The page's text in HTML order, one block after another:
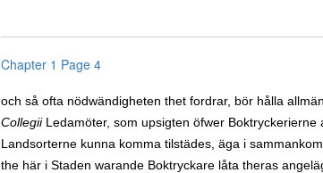
Chapter 1 Page 4
och så ofta nödwändigheten thet fordrar, bör hålla
CollegiiLedamöter, som upsigten öfwer Boktryckerierne
Landsorterne kunna komma tilstädes, äga i
the här i Staden warande Boktryckare låta theras